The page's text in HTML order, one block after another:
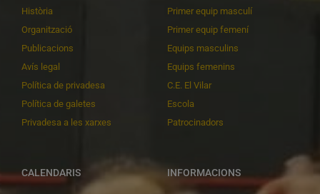
Història
Organització
Publicacions
Avís legal
Política de privadesa
Política de galetes
Privadesa a les xarxes
Primer equip masculí
Primer equip femení
Equips masculins
Equips femenins
C.E. El Vilar
Escola
Patrocinadors
CALENDARIS INFORMACIONS